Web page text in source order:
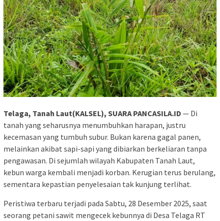
Telaga, Tanah Laut(KALSEL), SUARA PANCASILA.ID — Di
tanah yang seharusnya menumbuhkan harapan, justru
kecemasan yang tumbuh subur. Bukan karena gagal panen,
melainkan akibat sapi-sapi yang dibiarkan berkeliaran tanpa
pengawasan. Di sejumlah wilayah Kabupaten Tanah Laut,
kebun warga kembali menjadi korban. Kerugian terus berulang,
sementara kepastian penyelesaian tak kunjung terlihat.
Peristiwa terbaru terjadi pada Sabtu, 28 Desember 2025, saat
seorang petani sawit mengecek kebunnya di Desa Telaga RT